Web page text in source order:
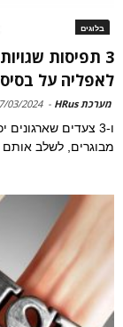
בלוגים
3 תפיסות
לאפליה על בסיס
מערכת HRus -
03/2024
ו-3 צעדים
מבוגרים, לשלב אותם